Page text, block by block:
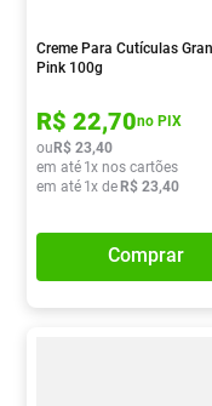
Creme Para Cutículas
Pink 100g
R$ 22,70no PIX
ouR$ 23,40
em até 1x nos cartões
em até 1x deR$ 23,40
Comprar